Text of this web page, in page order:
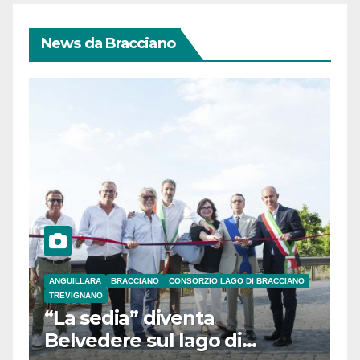
News da Bracciano
ANGUILLARA BRACCIANO
CONSORZIO LAGO DI BRACCIANO
TREVIGNANO
“La sedia” diventa
Belvedere sul lago di